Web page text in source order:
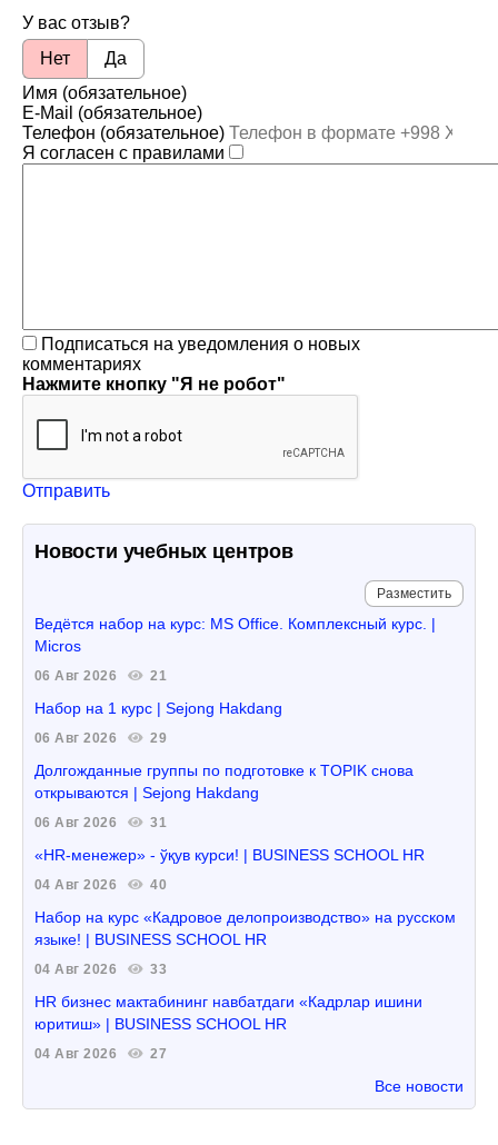
У вас отзыв?
Нет
Да
Имя (обязательное)
E-Mail (обязательное)
Телефон (обязательное)
Я согласен с правилами
Подписаться на уведомления о новых
комментариях
Нажмите кнопку "Я не робот"
Отправить
Новости учебных центров
Разместить
Ведётся набор на курс: MS Office. Комплексный курс. |
Micros
06 Авг 2026 21
Набор на 1 курс | Sejong Hakdang
06 Авг 2026 29
Долгожданные группы по подготовке к TOPIK снова
открываются | Sejong Hakdang
06 Авг 2026 31
«HR-менежер» - ўқув курси! | BUSINESS SCHOOL HR
04 Авг 2026 40
Набор на курс «Кадровое делопроизводство» на русском
языке! | BUSINESS SCHOOL HR
04 Авг 2026 33
HR бизнес мактабининг навбатдаги «Кадрлар ишини
юритиш» | BUSINESS SCHOOL HR
04 Авг 2026 27
Все новости